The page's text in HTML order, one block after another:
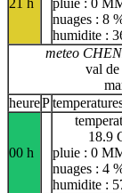
nuages : 8
humidite :
meteo
val de
heureP
00 h
18.9
pluie : 0
nuages : 4
humidite :